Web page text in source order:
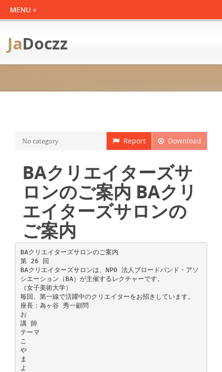
JaDoczz
Download
Report
No category
BAクリエイターズサ
ロンのご案内 BAクリ
エイターズサロンの
ご案内
BAクリエイターズサロンのご案内
第 26 回
BAクリエイターズサロンは、NPO 法人ブロードバンド・アソ
シエーション（BA）が主催するレクチャーです。
（女子美術大学）
毎回、第一線で活躍中のクリエイターをお招きしています。
座長：為ヶ谷 秀一顧問
お
講 師
テーマ
こ
や
ま
よ